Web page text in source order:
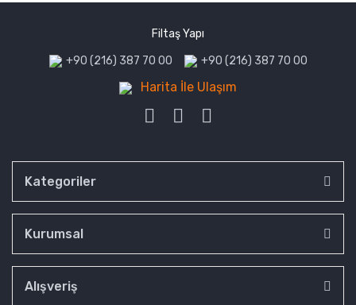
Filtaş Yapı
+90 (216) 387 70 00 +90 (216) 387 70 00
Harita İle Ulaşım
Kategoriler
Kurumsal
Alışveriş